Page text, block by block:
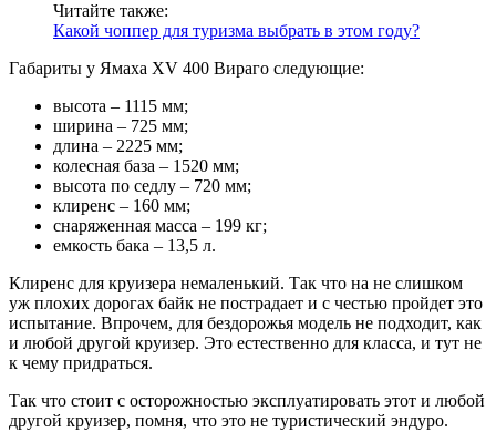
Читайте также:
Какой чоппер для туризма выбрать в этом году?
Габариты у Ямаха XV 400 Вираго следующие:
высота – 1115 мм;
ширина – 725 мм;
длина – 2225 мм;
колесная база – 1520 мм;
высота по седлу – 720 мм;
клиренс – 160 мм;
снаряженная масса – 199 кг;
емкость бака – 13,5 л.
Клиренс для круизера немаленький. Так что на не слишком
уж плохих дорогах байк не пострадает и с честью пройдет это
испытание. Впрочем, для бездорожья модель не подходит, как
и любой другой круизер. Это естественно для класса, и тут не
к чему придраться.
Так что стоит с осторожностью эксплуатировать этот и любой
другой круизер, помня, что это не туристический эндуро.